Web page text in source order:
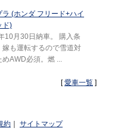
ラ (ホンダ フリード+ハイ
ド)
10月30日納車。 購入条
嫁も運転するので雪道対
めAWD必須。燃 ...
[愛車一覧 ]
約 サイトマップ